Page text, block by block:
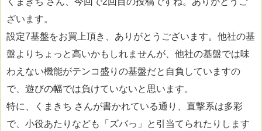
ざいます。
設定7基盤をお買上頂き、ありがとうございます。他社の基
盤よりちょっと高いかもしれませんが、他社の基盤では味
わえない機能がテンコ盛りの基盤だと自負していますの
で、遊びの幅では負けていないと思います。
特に、くまきち さんが書かれている通り、直撃系は多彩
で、小役あたりなども「ズバっ」と引当てられたりします